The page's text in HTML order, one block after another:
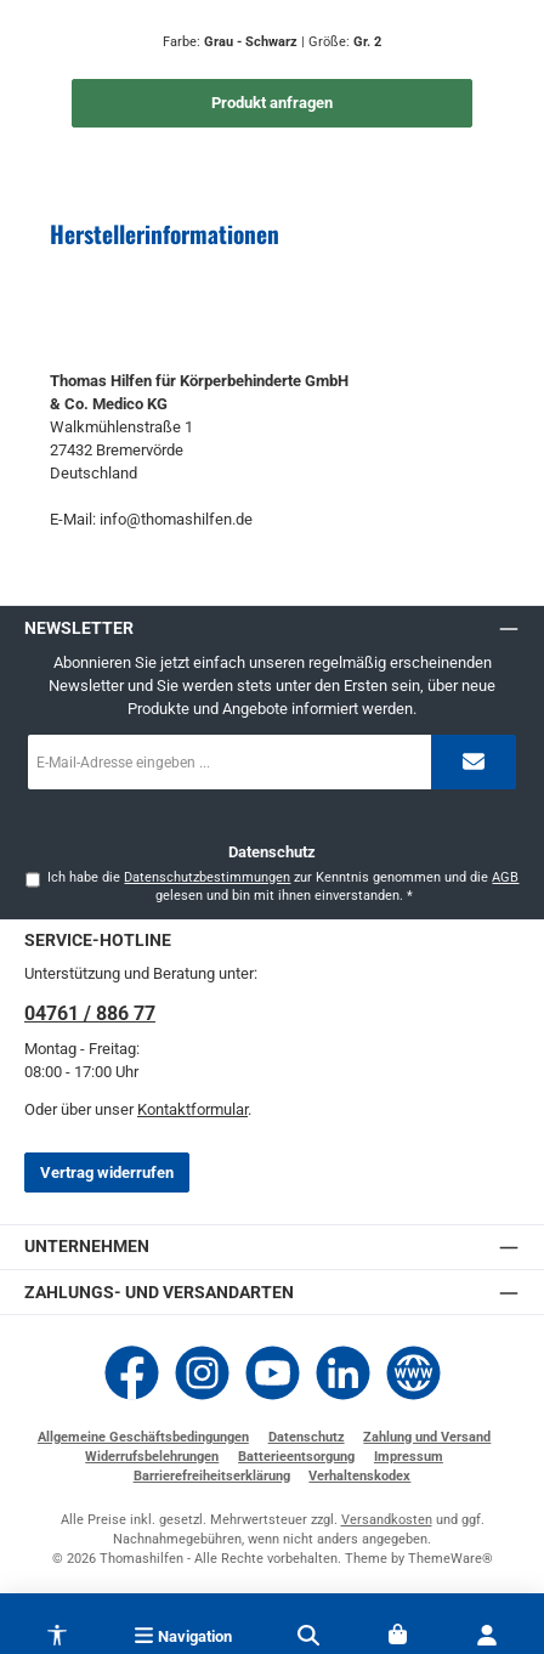
Navigation
Farbe: Grau - Schwarz | Größe: Gr. 2
Produkt anfragen
Herstellerinformationen
Thomas Hilfen für Körperbehinderte GmbH
& Co. Medico KG
Walkmühlenstraße 1
27432 Bremervörde
Deutschland
E-Mail: info@thomashilfen.de
NEWSLETTER
Abonnieren Sie jetzt einfach unseren regelmäßig erscheinenden
Newsletter und Sie werden stets unter den Ersten sein, über neue
Produkte und Angebote informiert werden.
Mail-
Datenschutz
Ich habe die Datenschutzbestimmungen zur Kenntnis genommen und dieAGB
gelesen und bin mit ihnen einverstanden. *
SERVICE-HOTLINE
Unterstützung und Beratung unter:
04761 / 886 77
Montag - Freitag:
08:00 - 17:00 Uhr
Oder über unser Kontaktformular.
Vertrag widerrufen
UNTERNEHMEN
ZAHLUNGS- UND VERSANDARTEN
Thomashilfen bei Facebook
Thomashilfen bei Instagram
Thomashilfen bei YouTube
Thomashilfen bei LinkedIn
Zur Website von
Allgemeine Geschäftsbedingungen Datenschutz
Zahlung und Versand
Widerrufsbelehrungen
Batterieentsorgung
Impressum
Barrierefreiheitserklärung
Verhaltenskodex
Alle Preise inkl. gesetzl. Mehrwertsteuer zzgl. Versandkostenund ggf.
Nachnahmegebühren, wenn nicht anders angegeben.
© 2026 Thomashilfen - Alle Rechte vorbehalten. Theme by ThemeWare®